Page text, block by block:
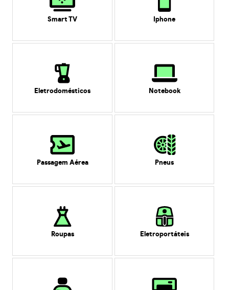
Smart TV Iphone
Eletrodomésticos Notebook
Passagem Aérea Pneus
Roupas Eletroportáteis